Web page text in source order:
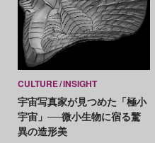
CULTURE INSIGHT
宇宙写真家が見つめた「極小
宇宙」──微小生物に宿る驚
異の造形美